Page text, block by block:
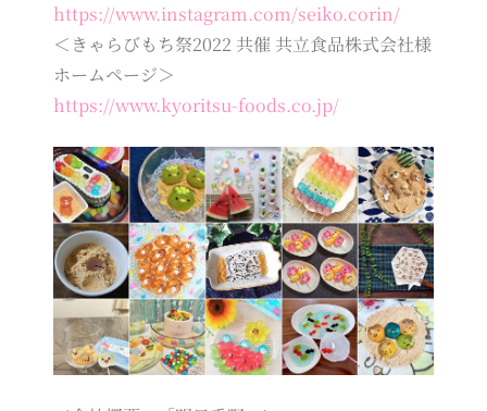
https://www.instagram.com/seiko.corin/
＜きゃらびもち祭2022 共催 共立食品株式会社様
ホームページ＞
https://www.kyoritsu-foods.co.jp/